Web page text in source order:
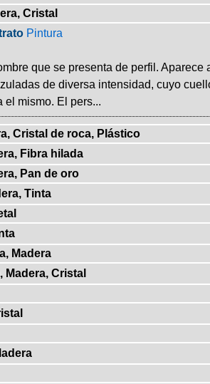
Cristal
Pintura
que se presenta de perfil.
de diversa intensidad, cuyo
el mismo. El pers...
Cristal de roca, Plástico
Fibra hilada
Pan de oro
Tinta
Madera
Madera, Cristal